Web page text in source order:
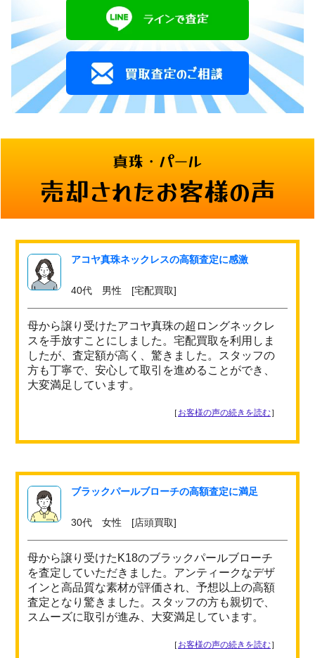
真珠・パール
売却されたお客様の声
アコヤ真珠ネックレスの高額査定に感激
40代 男性 [宅配買取]
母から譲り受けたアコヤ真珠の超ロングネックレ
スを手放すことにしました。宅配買取を利用しま
したが、査定額が高く、驚きました。スタッフの
方も丁寧で、安心して取引を進めることができ、
大変満足しています。
［ お客様の声の続きを読む］
ブラックパールブローチの高額査定に満足
30代 女性 [店頭買取]
母から譲り受けたK18のブラックパールブローチ
を査定していただきました。アンティークなデザ
インと高品質な素材が評価され、予想以上の高額
査定となり驚きました。スタッフの方も親切で、
スムーズに取引が進み、大変満足しています。
［ お客様の声の続きを読む］